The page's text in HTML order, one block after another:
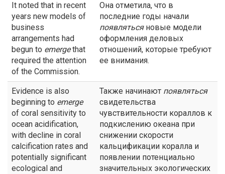
It noted that in recent
years new models of
business
arrangements had
begun to emergethat
required the attention
of the Commission.
Она отметила, что в
последние годы начали
появлятьсяновые модели
оформления деловых
отношений, которые требуют
ее внимания.
Evidence is also
beginning to emerge
of coral sensitivity to
ocean acidification,
with decline in coral
calcification rates and
potentially significant
ecological and
Также начинают появляться
свидетельства
чувствительности кораллов к
подкислению океана при
снижении скорости
кальцификации коралла и
появлении потенциально
значительных экологических